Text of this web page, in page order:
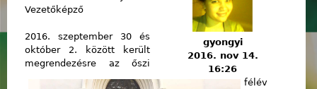
gyongyi
2016. nov 14.
16:26
Vezetőképző
2016. szeptember 30 és
október 2. között került
megrendezésre az őszi
félév